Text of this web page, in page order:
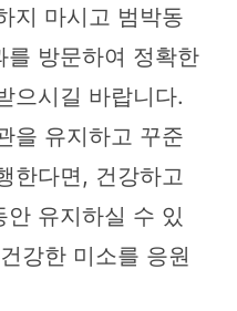
지 마시고 범박동
를 방문하여 정확한
으시길 바랍니다.
을 유지하고 꾸준
한다면, 건강하고
유지하실 수 있
강한 미소를 응원